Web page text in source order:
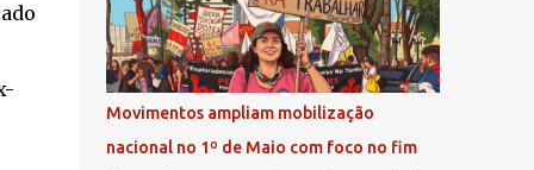
Movimentos ampliam mobilização
nacional no 1º de Maio com foco no fim